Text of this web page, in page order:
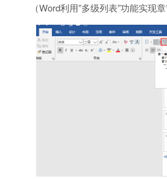
（Word利用”多级列表”功能实现